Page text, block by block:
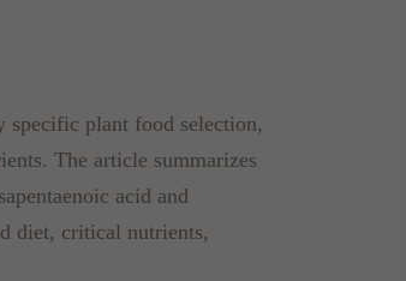
plant food selection,
The article summarizes
acid and
diet, critical nutrients,